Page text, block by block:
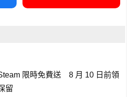
限時免費送 8 月 10 日前領
留